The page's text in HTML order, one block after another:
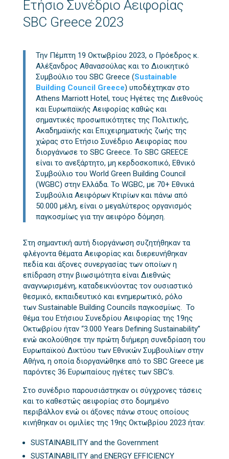
Ετήσιο Συνέδριο Αειφορίας
SBC Greece 2023
Την Πέμπτη 19 Οκτωβρίου 2023, ο Πρόεδρος κ.
Αλέξανδρος Αθανασούλας και το Διοικητικό
Συμβούλιο του SBC Greece (Sustainable
Building Council Greece) υποδέχτηκαν στο
Athens Marriott Hotel, τους Ηγέτες της Διεθνούς
και Ευρωπαϊκής Αειφορίας καθώς και
σημαντικές προσωπικότητες της Πολιτικής,
Ακαδημαϊκής και Επιχειρηματικής ζωής της
χώρας στο Ετήσιο Συνέδριο Αειφορίας που
διοργάνωσε το SBC Greece. Το SBC GREECE
είναι το ανεξάρτητο, μη κερδοσκοπικό, Εθνικό
Συμβούλιο του World Green Building Council
(WGBC) στην Ελλάδα. Το WGBC, με 70+ Εθνικά
Συμβούλια Αειφόρων Κτιρίων και πάνω από
50.000 μέλη, είναι ο μεγαλύτερος οργανισμός
παγκοσμίως για την αειφόρο δόμηση.
Στη σημαντική αυτή διοργάνωση συζητήθηκαν τα
φλέγοντα θέματα Αειφορίας και διερευνήθηκαν
πεδία και άξονες συνεργασίας των οποίων η
επίδραση στην βιωσιμότητα είναι Διεθνώς
αναγνωρισμένη, καταδεικνύοντας τον ουσιαστικό
θεσμικό, εκπαιδευτικό και ενημερωτικό, ρόλο
των Sustainable Building Councils παγκοσμίως. Το
θέμα του Ετήσιου Συνεδρίου Αειφορίας της 19ης
Οκτωβρίου ήταν “3.000 Years Defining Sustainability”
ενώ ακολούθησε την πρώτη διήμερη συνεδρίαση του
Ευρωπαϊκού Δικτύου των Εθνικών Συμβουλίων στην
Αθήνα, η οποία διοργανώθηκε από το SBC Greece με
παρόντες 36 Ευρωπαίους ηγέτες των SBC’s.
Στο συνέδριο παρουσιάστηκαν οι σύγχρονες τάσεις
και το καθεστώς αειφορίας στο δομημένο
περιβάλλον ενώ οι άξονες πάνω στους οποίους
κινήθηκαν οι ομιλίες της 19ης Οκτωβρίου 2023 ήταν:
SUSTAINABILITY and the Government
SUSTAINABILITY and ENERGY EFFICIENCY